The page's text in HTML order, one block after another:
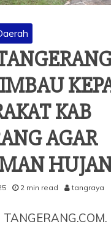
KAB
AGAR
2 min read tangraya